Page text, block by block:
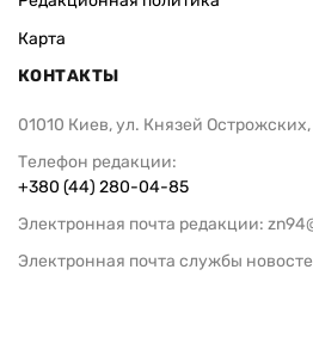
Карта
КОНТАКТЫ
01010 Киев, ул. Князей Острожских,
Телефон редакции:
+380 (44) 280-04-85
Электронная почта редакции:
Электронная почта службы